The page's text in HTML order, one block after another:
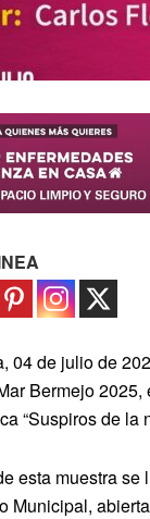
04 de julio de
Bermejo
“Suspiros de la
esta muestra
Municipal,